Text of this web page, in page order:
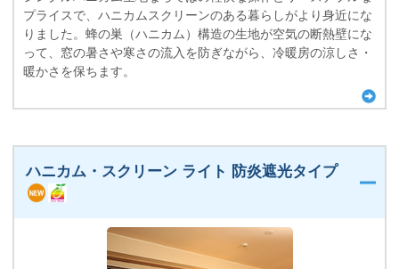
プライスで、ハニカムスクリーンのある暮らしがより身近にな
りました。蜂の巣（ハニカム）構造の生地が空気の断熱壁にな
って、窓の暑さや寒さの流入を防ぎながら、冷暖房の涼しさ・
暖かさを保ちます。
ハニカム・スクリーン ライト 防炎遮光タイプ